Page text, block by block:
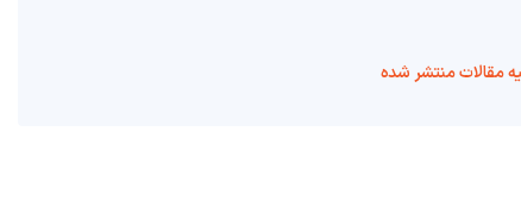
مقالات منتشر شده